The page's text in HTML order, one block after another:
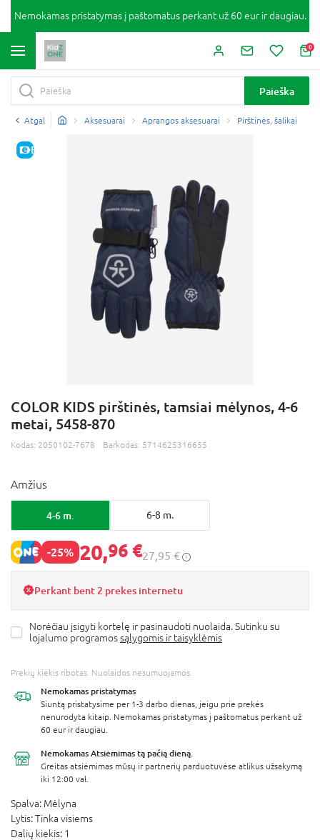
Nemokamas pristatymas į paštomatus perkant už 60 eur ir daugiau.
0
Paieška
Atgal Aksesuarai Aprangos aksesuarai Pirštinės, šalikai
E-KAINA
COLOR KIDS pirštinės, tamsiai mėlynos, 4-6
metai, 5458-870
Kodas: 2050102-7678 Barkodas: 5714625316655
Amžius
4-6 m. 6-8 m.
-25% 20,96 €27,95 €
Perkant bent 2 prekes internetu
Norėčiau įsigyti kortelę ir pasinaudoti nuolaida. Sutinku su
lojalumo programossąlygomis ir taisyklėmis
Prekių kiekis ribotas. Nuolaidos nesumuojamos.
Nemokamas pristatymas
Siuntą pristatysime per 1-3 darbo dienas, jeigu prie prekės
nenurodyta kitaip. Nemokamas pristatymas į paštomatus perkant už
60 eur ir daugiau.
Nemokamas Atsiėmimas tą pačią dieną.
Greitas atsiėmimas mūsų ir partnerių parduotuvėse atlikus užsakymą
iki 12:00 val.
Spalva: Mėlyna
Lytis:Tinka visiems
Dalių kiekis: 1